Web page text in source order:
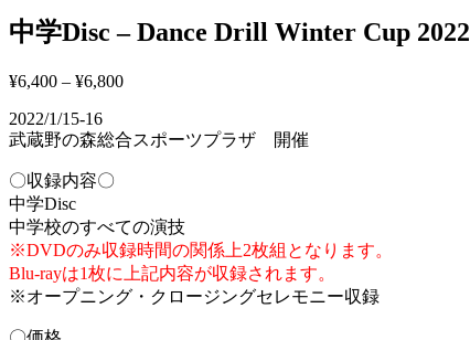
中学Disc – Dance Drill Winter Cup 2022
¥6,400 – ¥6,800
2022/1/15-16
武蔵野の森総合スポーツプラザ 開催
〇収録内容〇
中学Disc
中学校のすべての演技
※DVDのみ収録時間の関係上2枚組となります。
Blu-rayは1枚に上記内容が収録されます。
※オープニング・クロージングセレモニー収録